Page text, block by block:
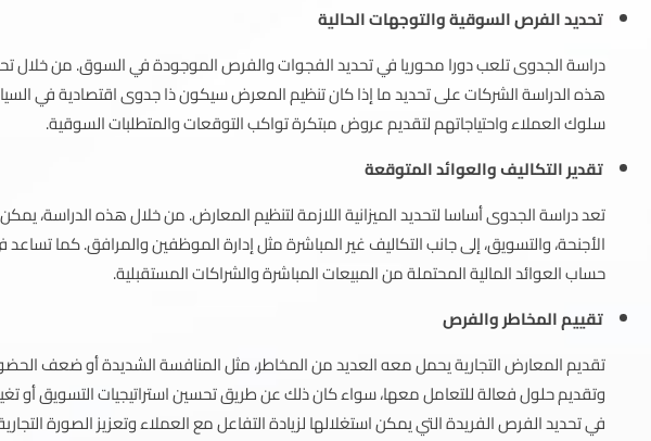
تحديد الفرص السوقية والتوجهات الحالية
دراسة الجدوى تلعب دورا محوريا في تحديد الفجوات والفرص الموجودة في السوق. من خلال
هذه الدراسة الشركات على تحديد ما إذا كان تنظيم المعرض سيكون ذا جدوى اقتصادية في
سلوك العملاء واحتياجاتهم لتقديم عروض مبتكرة تواكب التوقعات والمتطلبات السوقية.
تقدير التكاليف والعوائد المتوقعة
تعد دراسة الجدوى أساسا لتحديد الميزانية اللازمة لتنظيم المعارض. من خلال هذه الدراسة،
الأجنحة، والتسويق، إلى جانب التكاليف غير المباشرة مثل إدارة الموظفين والمرافق. كما
حساب العوائد المالية المحتملة من المبيعات المباشرة والشراكات المستقبلية.
تقييم المخاطر والفرص
تقديم المعارض التجارية يحمل معه العديد من المخاطر، مثل المنافسة الشديدة أو ضعف
وتقديم حلول فعالة للتعامل معها، سواء كان ذلك عن طريق تحسين استراتيجيات التسويق أو
في تحديد الفرص الفريدة التي يمكن استغلالها لزيادة التفاعل مع العملاء وتعزيز الصورة